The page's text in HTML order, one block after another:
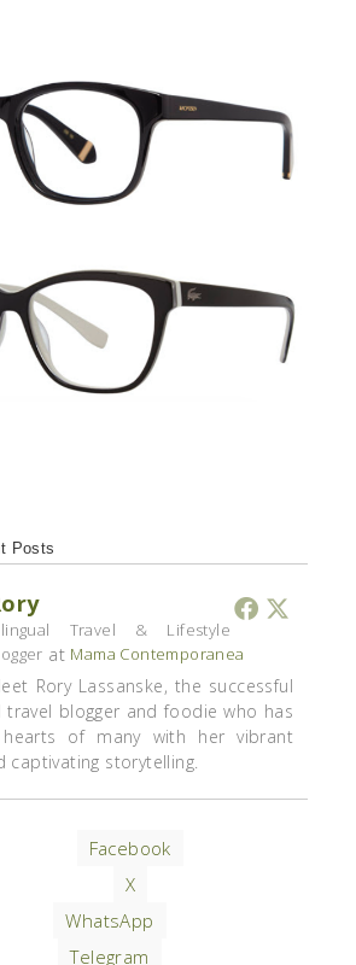
Posts
Travel & Lifestyle
at Mama Contemporanea
Rory Lassanske, the successful
travel blogger and foodie who has
of many with her vibrant
captivating storytelling.
Facebook
X
WhatsApp
Telegram